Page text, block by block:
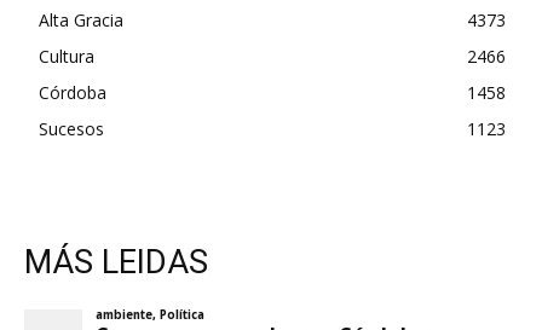
Alta Gracia
4373
Cultura
2466
Córdoba
1458
Sucesos
1123
MÁS LEIDAS